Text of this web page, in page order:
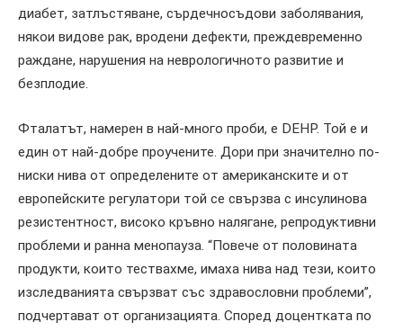
диабет, затлъстяване, сърдечносъдови заболявания,
някои видове рак, вродени дефекти, преждевременно
раждане, нарушения на неврологичното развитие и
безплодие.
Фталатът, намерен в най-много проби, е DEHP. Той е и
един от най-добре проучените. Дори при значително по-
ниски нива от определените от американските и от
европейските регулатори той се свързва с инсулинова
резистентност, високо кръвно налягане, репродуктивни
проблеми и ранна менопауза. “Повече от половината
продукти, които тествахме, имаха нива над тези, които
изследванията свързват със здравословни проблеми”,
подчертават от организацията. Според доцентката по